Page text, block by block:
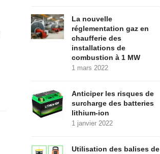
La nouvelle
réglementation gaz en
chaufferie des
installations de
combustion à 1 MW
1 mars 2022
Anticiper les risques de
surcharge des batteries
lithium-ion
1 janvier 2022
Utilisation des balises de